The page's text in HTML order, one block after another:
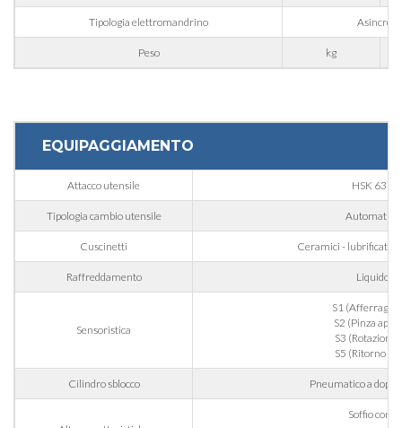
E-mail
Azienda
Telefono
Nazione
Tipologia elettromandrino
Peso kg
EQUIPAGGIAMENTO
Attacco utensile HSK 63F
Tipologia cambio utensile Automatico
Cuscinetti Ceramici - lubrificati
Raffreddamento Liquido
Sensoristica
S1 (Afferraggio
S2 (Pinza
S3 (Rotazione
S5 (Ritorno
Cilindro sblocco Pneumatico a
Soffio cono